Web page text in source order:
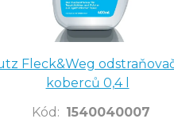
Fleck&Weg
koberců 0,4 l
Kód : 1540040007